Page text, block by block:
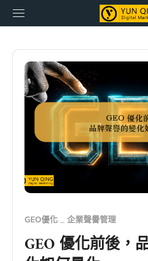
GEO優化 企業聲譽管理
GEO 優化前後，